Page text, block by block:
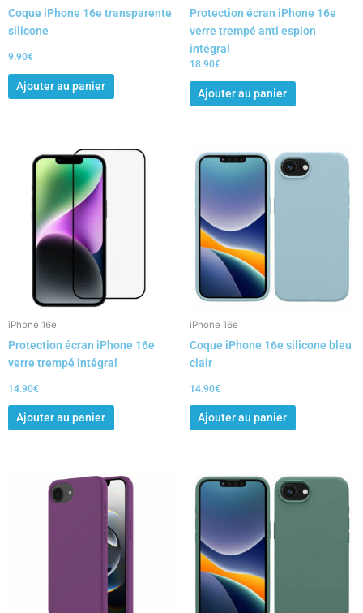
Coque iPhone 16e transparente
silicone
9.90€
Ajouter au panier
Protection écran iPhone 16e
verre trempé anti espion
intégral
18.90€
Ajouter au panier
iPhone 16e
Protection écran iPhone 16e
verre trempé intégral
14.90€
Ajouter au panier
iPhone 16e
Coque iPhone 16e silicone bleu
clair
14.90€
Ajouter au panier